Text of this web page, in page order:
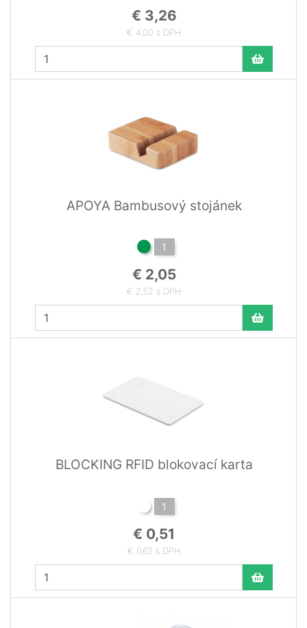
€ 3,26
€ 4,00 s DPH
APOYA Bambusový stojánek
1
€ 2,05
€ 2,52 s DPH
BLOCKING RFID blokovací karta
1
€ 0,51
€ 0,62 s DPH